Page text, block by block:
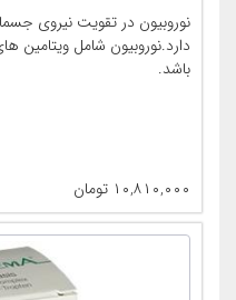
,Cyanocobalamin
نوروبیون در تقویت نیروی
باشد.
۱۰,۸۱۰,۰۰۰ تومان